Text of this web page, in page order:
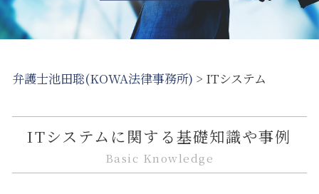
弁護士池田聡(KOWA法律事務所) > ITシステム
ITシステムに関する基礎知識や事例
Basic Knowledge